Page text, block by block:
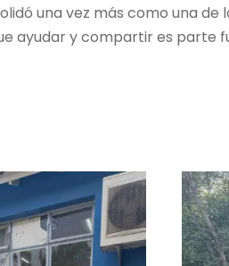
una vez más como una
ayudar y compartir es parte